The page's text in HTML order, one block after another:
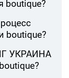
boutique?
boutique?
УКРАИНА